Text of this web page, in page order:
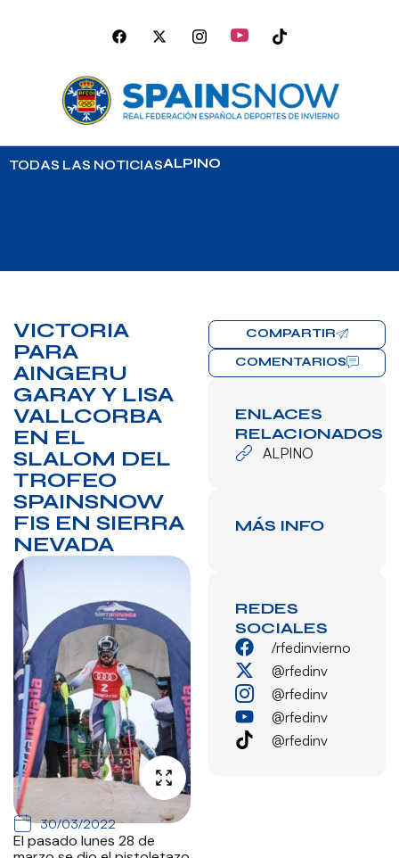
TODAS LAS NOTICIASALPINO
VICTORIA
PARA
AINGERU
GARAY Y LISA
VALLCORBA
EN EL
SLALOM DEL
TROFEO
SPAINSNOW
FIS EN SIERRA
NEVADA
30/03/2022
El pasado lunes 28 de
COMPARTIR
COMENTARIOS
ENLACES
RELACIONADOS
ALPINO
MÁS INFO
REDES
SOCIALES
/rfedinvierno
@rfedinv
@rfedinv
@rfedinv
@rfedinv